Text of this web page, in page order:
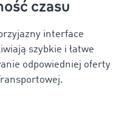
czasu
interface
szybkie i łatwe
odpowiedniej oferty